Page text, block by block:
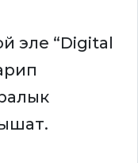
эле “Digital